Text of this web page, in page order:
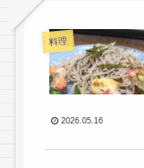
料理
2026.05.16